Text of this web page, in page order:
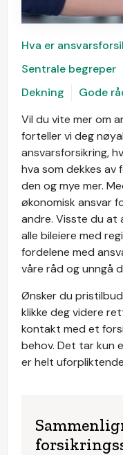
Hva er
Sentrale begreper
Dekning
Gode
Vil du vite mer om
forteller vi deg
ansvarsforsikring,
hva som dekkes av
den og mye mer.
økonomisk ansvar
andre. Visste du at
alle bileiere med
fordelene med
våre råd og unngå
Ønsker du
klikke deg videre
kontakt med et
behov. Det tar kun
er helt